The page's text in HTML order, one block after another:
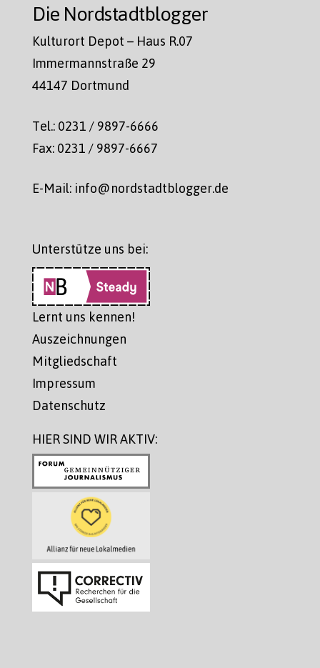
Die Nordstadtblogger
Kulturort Depot – Haus R.07
Immermannstraße 29
44147 Dortmund
Tel.: 0231 / 9897-6666
Fax: 0231 / 9897-6667
E-Mail: info@nordstadtblogger.de
Unterstütze uns bei:
Lernt uns kennen!
Auszeichnungen
Mitgliedschaft
Impressum
Datenschutz
HIER SIND WIR AKTIV: